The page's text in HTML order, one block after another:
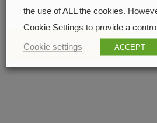
FINN FORHANDLER
the use of ALL the cookies.
Cookie Settings to provide a
Cookie settings ACCEPT